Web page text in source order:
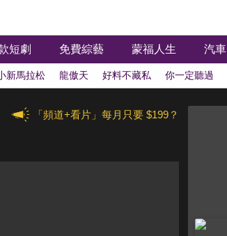
短劇 免費綜藝 蒙福人生 汽車
新馬拉松 龍傲天 好料不藏私 你一定聽過
「頻道+看片」每月只要 $199？